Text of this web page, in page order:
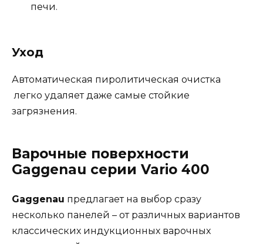
печи.
Уход
Автоматическая пиролитическая очистка
легко удаляет даже самые стойкие
загрязнения.
Варочные поверхности
Gaggenau серии Vario 400
Gaggenau предлагает на выбор сразу
несколько панелей – от различных вариантов
классических индукционных варочных